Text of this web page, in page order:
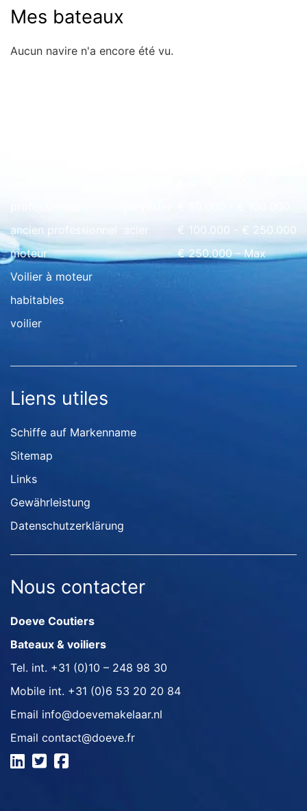
Mes bateaux
Aucun navire n'a encore été vu.
ancien professionnel
moteur
Voilier à moteur
habitables
voilier
acier
€ 100.000 - € 250.000
€ 250.000 - Max
Liens utiles
Schiffe auf Markenname
Sitemap
Links
Gewährleistung
Datenschutzerklärung
Nous contacter
Doeve Coutiers
Bateaux & voiliers
Tel. int. +31 (0)10 – 248 98 30
Mobile int. +31 (0)6 53 20 20 84
Email info@doevemakelaar.nl
Email contact@doeve.fr